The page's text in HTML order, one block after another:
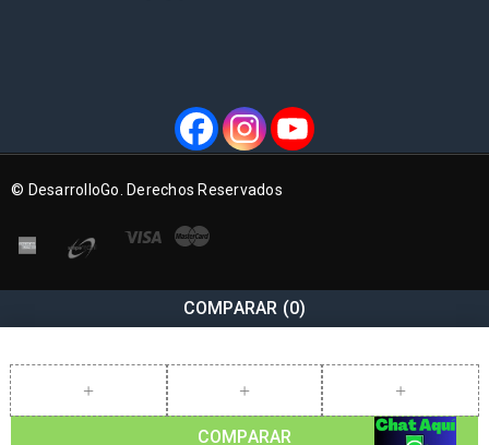
© DesarrolloGo. Derechos Reservados
COMPARAR (0)
COMPARAR